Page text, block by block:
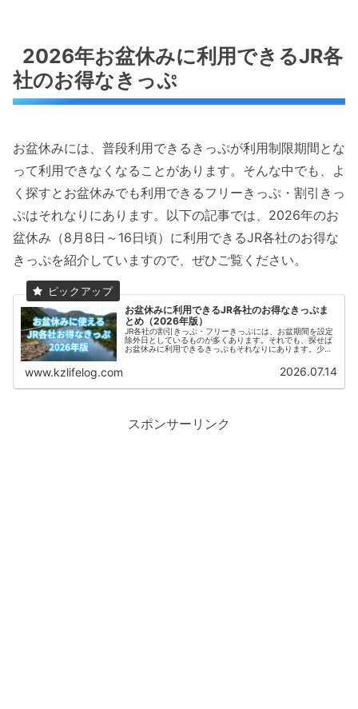
2026年お盆休みに利用できるJR各
社のお得なきっぷ
お盆休みには、普段利用できるきっぷが利用制限期間とな
って利用できなくなることがあります。そんな中でも、よ
く探すとお盆休みでも利用できるフリーきっぷ・割引きっ
ぷはそれなりにあります。以下の記事では、2026年のお
盆休み（8月8日～16日頃）に利用できるJR各社のお得な
きっぷを紹介していますので、ぜひご覧ください。
お盆休みに利用できるJR各社のお得なきっぷま
とめ（2026年版）
JR各社の割引きっぷ・フリーきっぷには、お盆期間を設定
除外日としているものが多くあります。それでも、探せば
お盆休みに利用できるきっぷもそれなりにあります。少し
お盆休みに利用できるJR各社のお得なきっぷを紹介しま
www.kzlifelog.com 2026.07.14
スポンサーリンク